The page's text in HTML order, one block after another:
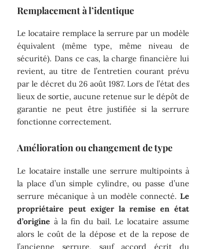
Remplacement à l’identique
Le locataire remplace la serrure par un modèle
équivalent (même type, même niveau de
sécurité). Dans ce cas, la charge financière lui
revient, au titre de l’entretien courant prévu
par le décret du 26 août 1987. Lors de l’état des
lieux de sortie, aucune retenue sur le dépôt de
garantie ne peut être justifiée si la serrure
fonctionne correctement.
Amélioration ou changement de type
Le locataire installe une serrure multipoints à
la place d’un simple cylindre, ou passe d’une
serrure mécanique à un modèle connecté. Le
propriétaire peut exiger la remise en état
d’origine à la fin du bail. Le locataire assume
alors le coût de la dépose et de la repose de
l’ancienne serrure, sauf accord écrit du